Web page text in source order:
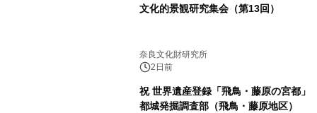
文化的景観研究集会（第13回）
奈良文化財研究所
2日前
祝 世界遺産登録「飛鳥・藤原の宮都」
都城発掘調査部（飛鳥・藤原地区）